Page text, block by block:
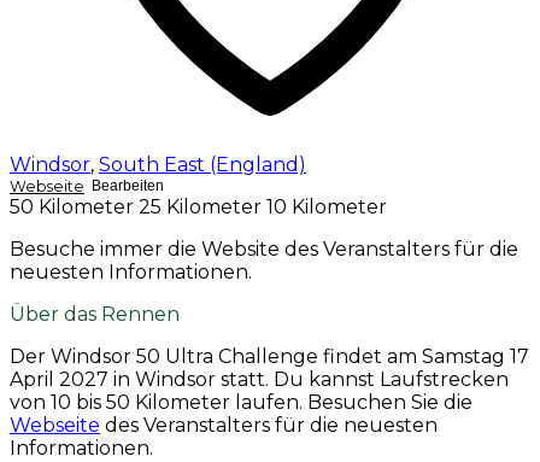
Windsor, South East (England)
Webseite Bearbeiten
50 Kilometer 25 Kilometer 10 Kilometer
Besuche immer die Website des Veranstalters für die
neuesten Informationen.
Über das Rennen
Der Windsor 50 Ultra Challenge findet am Samstag 17
April 2027 in Windsor statt. Du kannst Laufstrecken
von 10 bis 50 Kilometer laufen. Besuchen Sie die
Webseite des Veranstalters für die neuesten
Informationen.